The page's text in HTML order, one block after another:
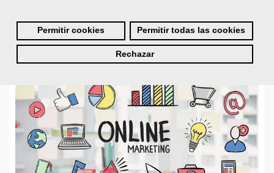
Permitir cookies Permitir todas las cookies
Rechazar